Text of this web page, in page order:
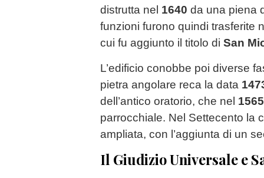
distrutta nel 1640 da una piena
funzioni furono quindi trasferite
cui fu aggiunto il titolo di San
L’edificio conobbe poi diverse
pietra angolare reca la data
dell’antico oratorio, che nel 1565
parrocchiale. Nel Settecento la
ampliata, con l’aggiunta di un
Il Giudizio Universale e